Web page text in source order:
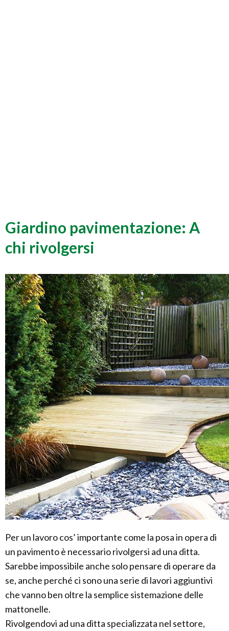
Giardino pavimentazione: A
chi rivolgersi
Per un lavoro cos’ importante come la posa in opera di
un pavimento è necessario rivolgersi ad una ditta.
Sarebbe impossibile anche solo pensare di operare da
se, anche perché ci sono una serie di lavori aggiuntivi
che vanno ben oltre la semplice sistemazione delle
mattonelle.
Rivolgendovi ad una ditta specializzata nel settore,